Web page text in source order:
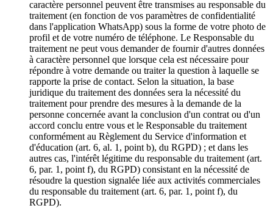
caractère personnel peuvent être transmises au responsable du
traitement (en fonction de vos paramètres de confidentialité
dans l'application WhatsApp) sous la forme de votre photo de
profil et de votre numéro de téléphone. Le Responsable du
traitement ne peut vous demander de fournir d'autres données
à caractère personnel que lorsque cela est nécessaire pour
répondre à votre demande ou traiter la question à laquelle se
rapporte la prise de contact. Selon la situation, la base
juridique du traitement des données sera la nécessité du
traitement pour prendre des mesures à la demande de la
personne concernée avant la conclusion d'un contrat ou d'un
accord conclu entre vous et le Responsable du traitement
conformément au Règlement du Service d'information et
d'éducation (art. 6, al. 1, point b), du RGPD) ; et dans les
autres cas, l'intérêt légitime du responsable du traitement (art.
6, par. 1, point f), du RGPD) consistant en la nécessité de
résoudre la question signalée liée aux activités commerciales
du responsable du traitement (art. 6, par. 1, point f), du
RGPD).